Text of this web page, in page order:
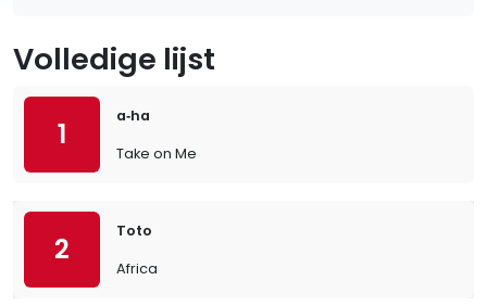
Volledige lijst
1
a‐ha
Take on Me
2
Toto
Africa